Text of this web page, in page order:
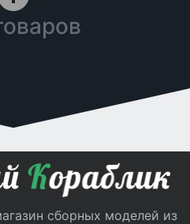
сборных моделей из